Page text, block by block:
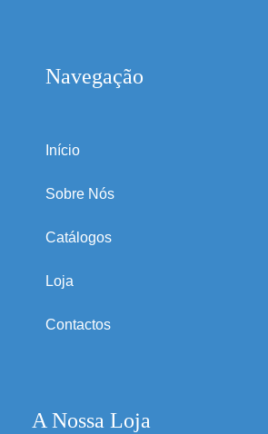
Navegação
Início
Sobre Nós
Catálogos
Loja
Contactos
A Nossa Loja